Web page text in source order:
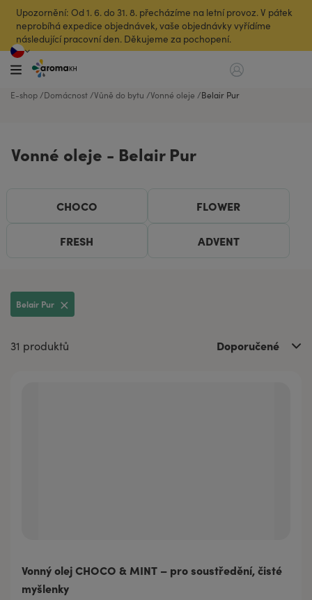
Upozornění: Od 1. 6. do 31. 8. přecházíme na letní provoz. V pátek
neprobíhá expedice objednávek, vaše objednávky vyřídíme
následující pracovní den. Děkujeme za pochopení.
E-shop Domácnost Vůně do bytu Vonné oleje Belair Pur
Vonné oleje - Belair Pur
CHOCO FLOWER
FRESH ADVENT
Belair Pur
31 produktů Doporučené
Vonný olej CHOCO & MINT – pro soustředění, čisté
myšlenky